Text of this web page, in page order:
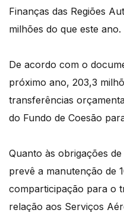
Finanças das Regiões
milhões do que este ano.
De acordo com o
próximo ano, 203,3
transferências
do Fundo de Coesão
Quanto às obrigações
prevê a manutenção de
comparticipação para o
relação aos Serviços